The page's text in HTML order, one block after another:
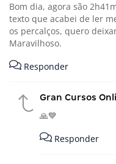
Bom dia, agora são
texto que acabei de ler
os percalços, quero
Maravilhoso.
Responder
Gran Cursos
🙏💙
Responder